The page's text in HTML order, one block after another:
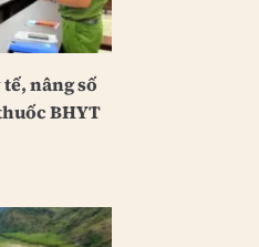
nâng số
BHYT